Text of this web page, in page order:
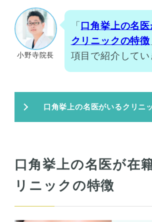
小野寺院長
「口角挙上の名
クリニックの特徴
項目で紹介してい
口角挙上の名医がいるクリニ
口角挙上の名医が在
リニックの特徴